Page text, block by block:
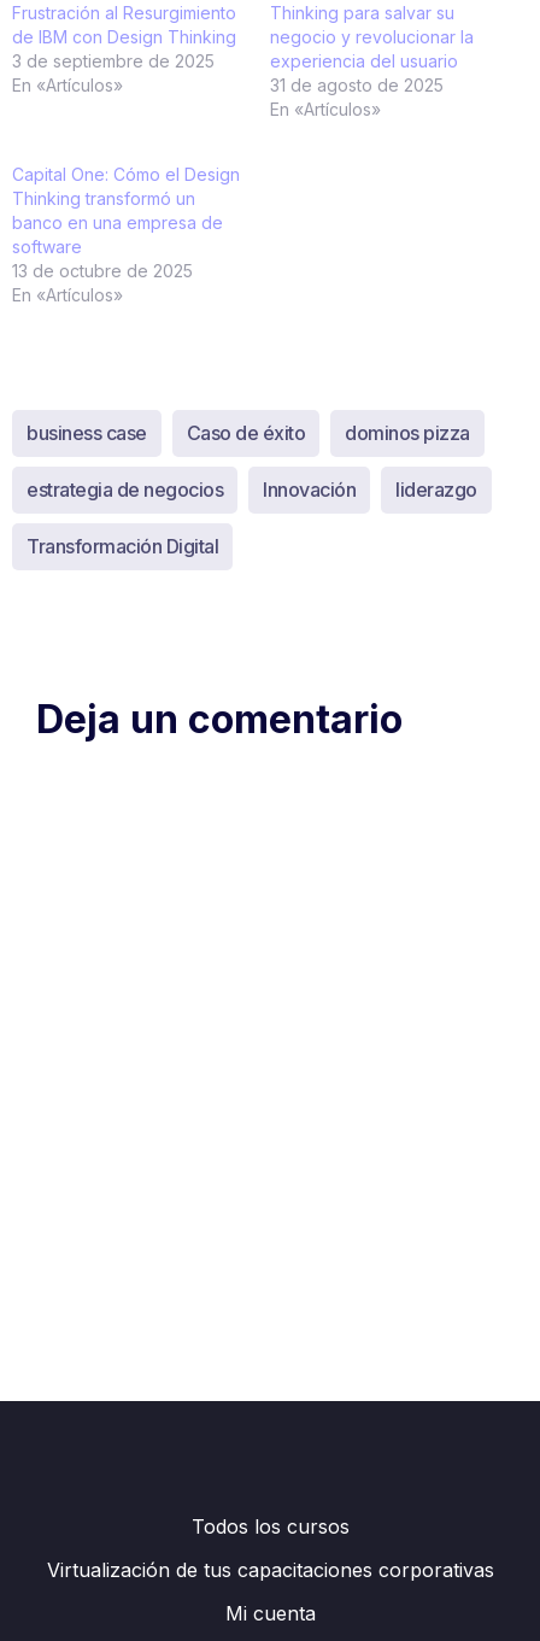
Frustración al Resurgimiento
de IBM con Design Thinking
3 de septiembre de 2025
En «Artículos»
Thinking para salvar su
negocio y revolucionar la
experiencia del usuario
31 de agosto de 2025
En «Artículos»
Capital One: Cómo el Design
Thinking transformó un
banco en una empresa de
software
13 de octubre de 2025
En «Artículos»
business case Caso de éxito dominos pizza
estrategia de negocios Innovación liderazgo
Transformación Digital
Deja un comentario
Todos los cursos
Virtualización de tus capacitaciones corporativas
Mi cuenta